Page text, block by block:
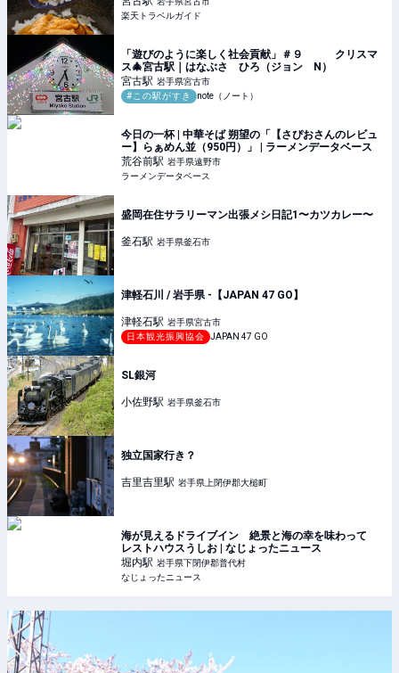
楽天トラベルガイド
「遊びのように楽しく社会貢献」＃９ クリスマ
ス🎄宮古駅｜はなぶさ ひろ（ジョン N）
宮古駅 岩手県宮古市
#この駅がすき
note（ノート）
今日の一杯 | 中華そば 朔望の「【さぴおさんのレビュ
ー】らぁめん並（950円）」 | ラーメンデータベース
荒谷前駅 岩手県遠野市
ラーメンデータベース
盛岡在住サラリーマン出張メシ日記1〜カツカレー〜
釜石駅 岩手県釜石市
津軽石川 / 岩手県 -【JAPAN 47 GO】
津軽石駅 岩手県宮古市
日本観光振興協会
JAPAN 47 GO
SL銀河
小佐野駅 岩手県釜石市
独立国家行き？
吉里吉里駅 岩手県上閉伊郡大槌町
海が見えるドライブイン 絶景と海の幸を味わって
レストハウスうしお | なじょったニュース
堀内駅 岩手県下閉伊郡普代村
なじょったニュース